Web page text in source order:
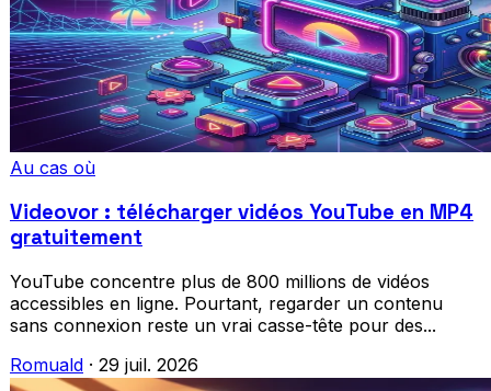
Au cas où
Videovor : télécharger vidéos YouTube en MP4
gratuitement
YouTube concentre plus de 800 millions de vidéos
accessibles en ligne. Pourtant, regarder un contenu
sans connexion reste un vrai casse-tête pour des...
Romuald · 29 juil. 2026